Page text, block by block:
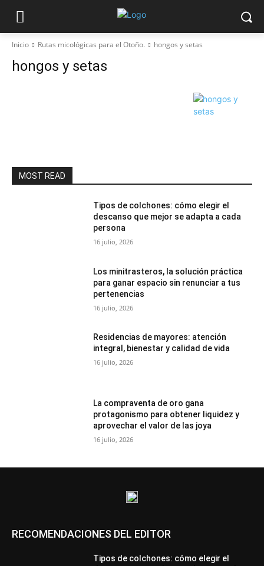
Inicio Rutas micológicas para el Otoño. hongos y setas
hongos y setas
MOST READ
Tipos de colchones: cómo elegir el
descanso que mejor se adapta a cada
persona
16 julio, 2026
Los minitrasteros, la solución práctica
para ganar espacio sin renunciar a tus
pertenencias
16 julio, 2026
Residencias de mayores: atención
integral, bienestar y calidad de vida
16 julio, 2026
La compraventa de oro gana
protagonismo para obtener liquidez y
aprovechar el valor de las joya
16 julio, 2026
RECOMENDACIONES DEL EDITOR
Tipos de colchones: cómo elegir el